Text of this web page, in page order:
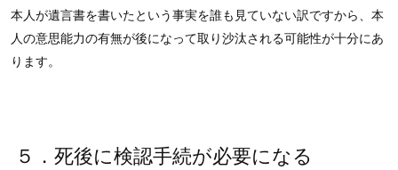
本人が遺言書を書いたという事実を誰も見ていない訳ですから、本
人の意思能力の有無が後になって取り沙汰される可能性が十分にあ
ります。
５．死後に検認手続が必要になる